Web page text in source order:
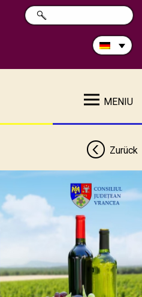
Durchsuchen
Sie
SUCHE
MENIU
Zurück